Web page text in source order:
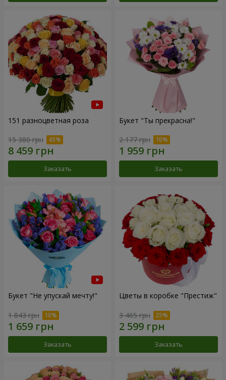
151 разноцветная роза
15 380 грн
Заказать
Букет "Ты прекрасна!"
2 177 грн
Заказать
Букет "Не упускай мечту!"
1 843 грн
Заказать
Цветы в коробке "Престиж"
3 465 грн
Заказать